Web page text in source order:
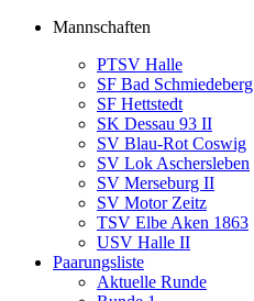
Mannschaften
PTSV Halle
SF Bad Schmiedeberg
SF Hettstedt
SK Dessau 93 II
SV Blau-Rot Coswig
SV Lok Aschersleben
SV Merseburg II
SV Motor Zeitz
TSV Elbe Aken 1863
USV Halle II
Paarungsliste
Aktuelle Runde